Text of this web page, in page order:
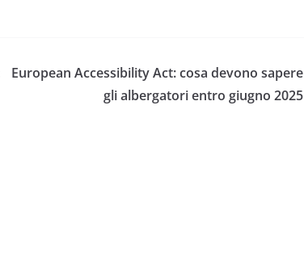
European Accessibility Act: cosa devono sapere
gli albergatori entro giugno 2025